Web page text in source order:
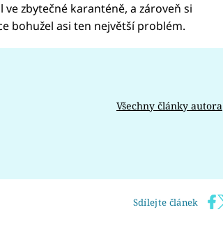
zbytečné karanténě, a zároveň si
bohužel asi ten největší problém.
Všechny články autora
Sdílejte článek